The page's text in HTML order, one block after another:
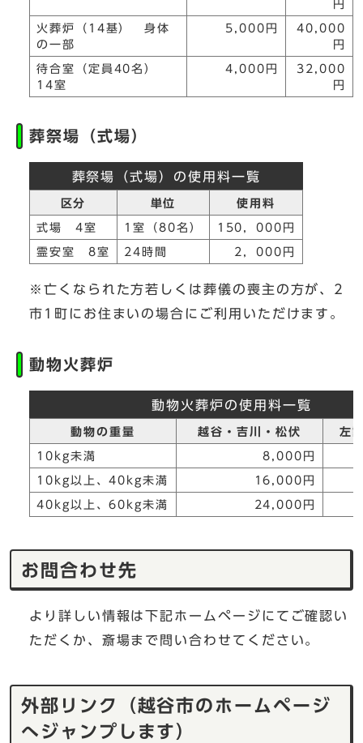
円
火葬炉（14基） 身体
の一部
5,000円
40,000
円
待合室（定員40名）
14室
4,000円
32,000
円
葬祭場（式場）
葬祭場（式場）の使用料一覧
区分 単位 使用料
式場 4室 1室（80名） 150，000円
霊安室 8室 24時間 2，000円
※亡くなられた方若しくは葬儀の喪主の方が、2
市1町にお住まいの場合にご利用いただけます。
動物火葬炉
動物火葬炉の使用料一覧
動物の重量 越谷・吉川・松伏 左
10kg未満 8,000円
10kg以上、40kg未満 16,000円
40kg以上、60kg未満 24,000円
お問合わせ先
より詳しい情報は下記ホームページにてご確認い
ただくか、斎場まで問い合わせてください。
外部リンク（越谷市のホームページ
へジャンプします）